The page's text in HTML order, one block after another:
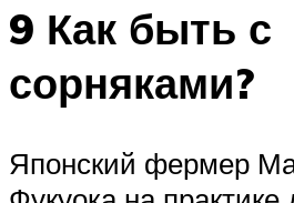
9 Как быть с
сорняками?
Японский фермер